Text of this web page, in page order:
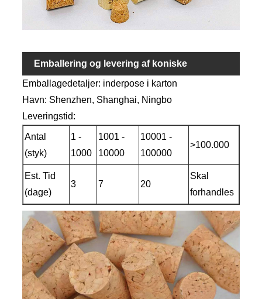
Emballering og levering af koniske
korkpropper
Emballagedetaljer: inderpose i karton
Havn: Shenzhen, Shanghai, Ningbo
Leveringstid:
Antal
(styk)
1 -
1000
1001 -
10000
10001 -
100000
>100.000
Est. Tid
(dage)
3 7 20
Skal
forhandles